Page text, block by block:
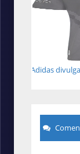
Adidas